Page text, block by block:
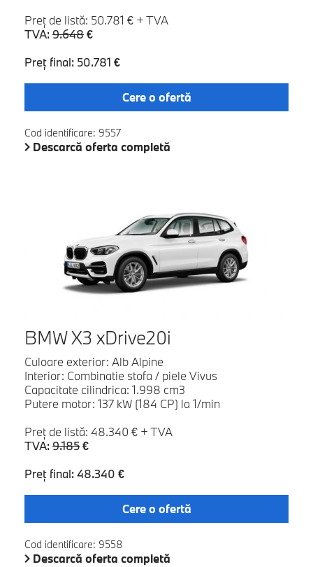
Preţ de listă: 50.781 € + TVA
TVA: 9.648€
Preţ final: 50.781 €
Cere o ofertă
Cod identificare: 9557
Descarcă oferta completă
BMW X3 xDrive20i
Culoare exterior: Alb Alpine
Interior: Combinatie stofa / piele Vivus
Capacitate cilindrica: 1.998 cm3
Putere motor: 137 kW (184 CP) la 1/min
Preţ de listă: 48.340 € + TVA
TVA: 9.185€
Preţ final: 48.340 €
Cere o ofertă
Cod identificare: 9558
Descarcă oferta completă